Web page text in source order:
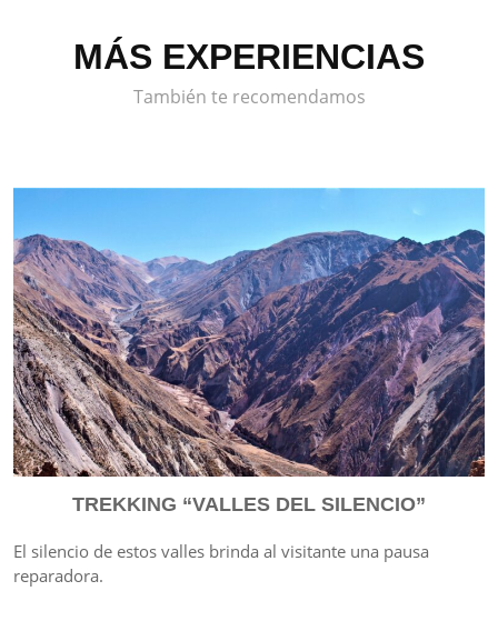
MÁS EXPERIENCIAS
También te recomendamos
TREKKING “VALLES DEL SILENCIO”
El silencio de estos valles brinda al visitante una pausa
reparadora.